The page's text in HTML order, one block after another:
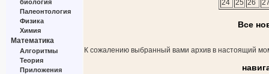
биология
Палеонтология
Физика
Химия
Математика
Алгоритмы
Теория
Приложения
24
25 26
Все
К сожалению выбранный вами архив в настоящий